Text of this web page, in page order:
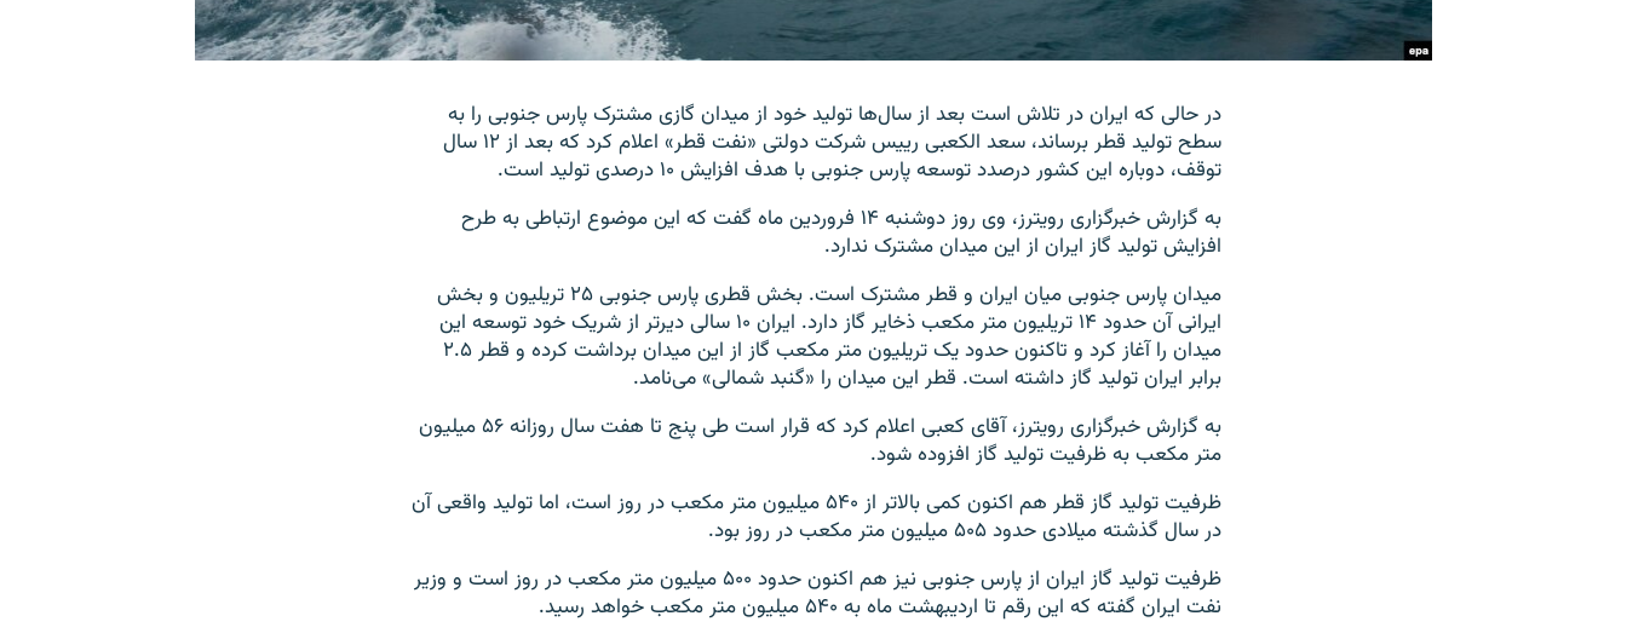
در حالی که ایران در تلاش است بعد از سال‌ها تولید خود از میدان گازی مشترک پارس جنوبی را به
سطح تولید قطر برساند، سعد الکعبی رییس شرکت دولتی «نفت قطر» اعلام کرد که بعد از ۱۲ سال
توقف، دوباره این کشور درصدد توسعه پارس جنوبی با هدف افزایش ۱۰ درصدی تولید است.
به گزارش خبرگزاری رویترز، وی روز دوشنبه ۱۴ فروردین ماه گفت که این موضوع ارتباطی به طرح
افزایش تولید گاز ایران از این میدان مشترک ندارد.
میدان پارس جنوبی میان ایران و قطر مشترک است. بخش قطری پارس جنوبی ۲۵ تریلیون و بخش
ایرانی آن حدود ۱۴ تریلیون متر مکعب ذخایر گاز دارد. ایران ۱۰ سالی دیرتر از شریک خود توسعه این
میدان را آغاز کرد و تاکنون حدود یک تریلیون متر مکعب گاز از این میدان برداشت کرده و قطر ۲.۵
برابر ایران تولید گاز داشته است. قطر این میدان را «گنبد شمالی» می‌نامد.
به گزارش خبرگزاری رویترز، آقای کعبی اعلام کرد که قرار است طی پنج تا هفت سال روزانه ۵۶ میلیون
متر مکعب به ظرفیت تولید گاز افزوده شود.
ظرفیت تولید گاز قطر هم اکنون کمی بالاتر از ۵۴۰ میلیون متر مکعب در روز است، اما تولید واقعی آن
در سال گذشته میلادی حدود ۵۰۵ میلیون متر مکعب در روز بود.
ظرفیت تولید گاز ایران از پارس جنوبی نیز هم اکنون حدود ۵۰۰ میلیون متر مکعب در روز است و وزیر
نفت ایران گفته که این رقم تا اردیبهشت ماه به ۵۴۰ میلیون متر مکعب خواهد رسید.